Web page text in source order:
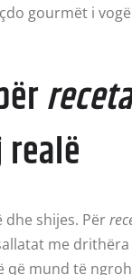
gourmët i
shijes. Për
me
mund të